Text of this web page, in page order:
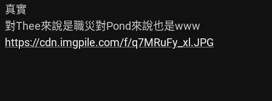
真實
https://cdn.imgpile.com/f/q7MRuFy_xl.JPG